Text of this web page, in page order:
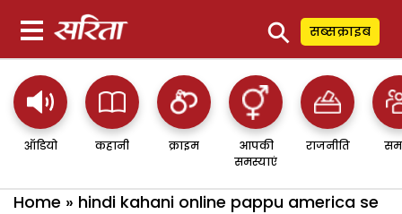
⚲ सब्सक्राइब
ऑडियो कहानी क्राइम
आपकी
समस्याएं
राजनीति
Home » hindi kahani online pappu america se